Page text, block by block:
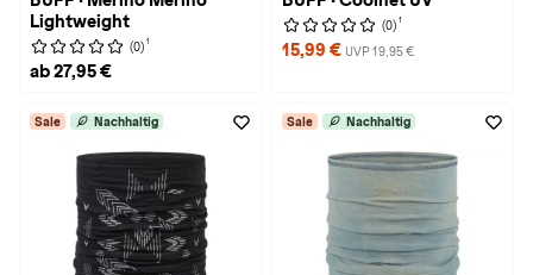
Lightweight
(0) 1
ab 27,95 €
(0) 1
15,99 € UVP 19,95 €
Sale Nachhaltig Sale Nachhaltig